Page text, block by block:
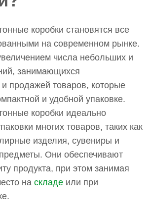
коробки становятся все
на современном рынке.
числа небольших и
занимающихся
продажей товаров, которые
и удобной упаковке.
коробки идеально
многих товаров, таких как
изделия, сувениры и
Они обеспечивают
продукта, при этом занимая
на складе или при